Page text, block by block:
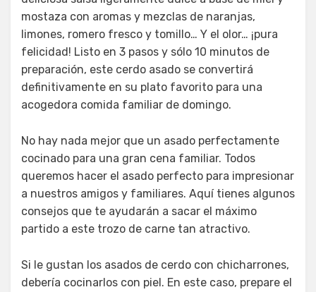
mostaza con aromas y mezclas de naranjas,
limones, romero fresco y tomillo… Y el olor… ¡pura
felicidad! Listo en 3 pasos y sólo 10 minutos de
preparación, este cerdo asado se convertirá
definitivamente en su plato favorito para una
acogedora comida familiar de domingo.
No hay nada mejor que un asado perfectamente
cocinado para una gran cena familiar. Todos
queremos hacer el asado perfecto para impresionar
a nuestros amigos y familiares. Aquí tienes algunos
consejos que te ayudarán a sacar el máximo
partido a este trozo de carne tan atractivo.
Si le gustan los asados de cerdo con chicharrones,
debería cocinarlos con piel. En este caso, prepare el